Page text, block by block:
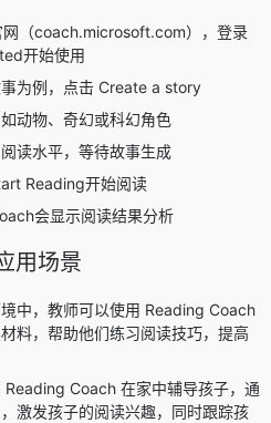
（coach.microsoft.com），登录
开始使用
为例，点击 Create a story
动物、奇幻或科幻角色
读水平，等待故事生成
Reading开始阅读
会显示阅读结果分析
用场景
中，教师可以使用 Reading Coach
料，帮助他们练习阅读技巧，提高
Reading Coach 在家中辅导孩子，通
激发孩子的阅读兴趣，同时跟踪孩